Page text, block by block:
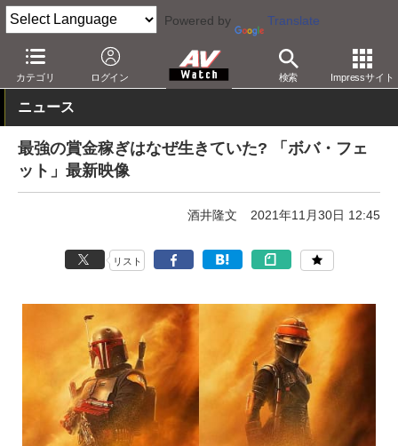
Powered by Translate
カテゴリ ログイン 検索 Impressサイト
AV Watch コンテンツ・サービス 映像配信 Disney+
ニュース
最強の賞金稼ぎはなぜ生きていた? 「ボバ・フェ
ット」最新映像
酒井隆文 2021年11月30日 12:45
リスト